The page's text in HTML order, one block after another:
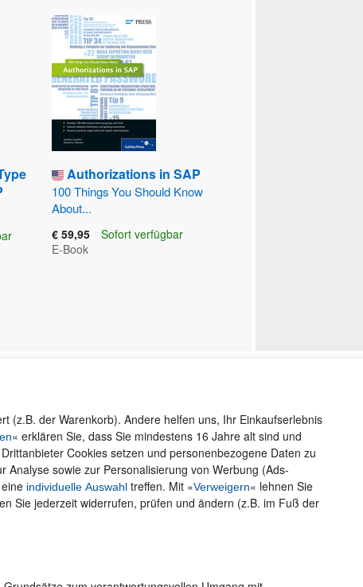
(z.B. der Warenkorb). Andere helfen uns, Ihr Einkaufserlebnis
« erklären Sie, dass Sie mindestens 16 Jahre alt sind und
Cookies setzen und personenbezogene Daten zu
sowie zur Personalisierung von Werbung (Ads-
individuelle Auswahltreffen. Mit »Verweigern« lehnen Sie
Sie jederzeit widerrufen, prüfen und ändern (z.B. im Fuß der
Authorizations in SAP
100 Things You Should Know
About...
€ 59,95
Sofort verfügbar
E-Book
Versand und Zahlung
Widerruf und Rückgabe
Merchandise
AGB
Datenschutz
Wir sind gerne für Sie da!
service@rheinwerk-verlag.de